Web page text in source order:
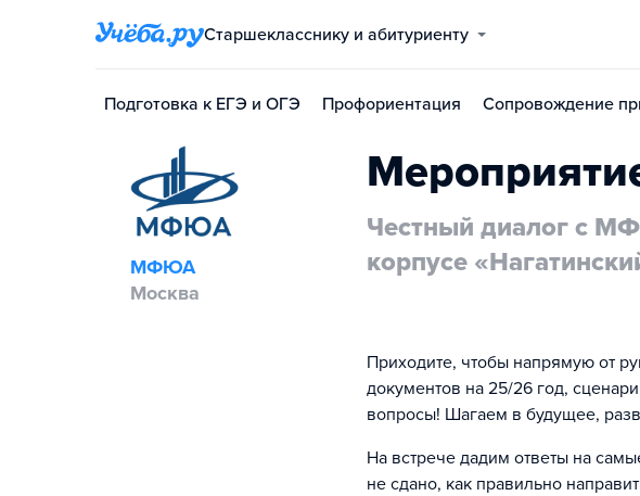
Старшекласснику и абитуриенту
Подготовка к ЕГЭ и ОГЭ Профориентация Сопровождение
МФЮА
Москва
Честный диалог с
корпусе
Приходите, чтобы напрямую от
документов на 25/26 год,
вопросы! Шагаем в будущее,
На встрече дадим ответы на
не сдано, как правильно